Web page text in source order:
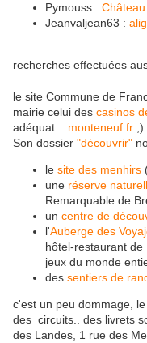
Pymouss :
Jeanvaljean63 :
recherches effectuées
le site Commune de
mairie celui des casinos
adéquat : monteneuf.fr ;)
Son dossier "découvrir"
le site des menhirs
une réserve
Remarquable de
un centre de
l'Auberge des
hôtel-restaurant
jeux du monde
des sentiers de
c'est un peu dommage,
des circuits.. des livrets
des Landes, 1 rue des